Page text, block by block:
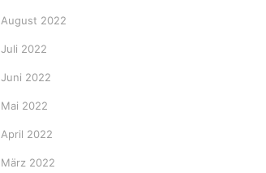
August 2022
Juli 2022
Juni 2022
Mai 2022
April 2022
März 2022